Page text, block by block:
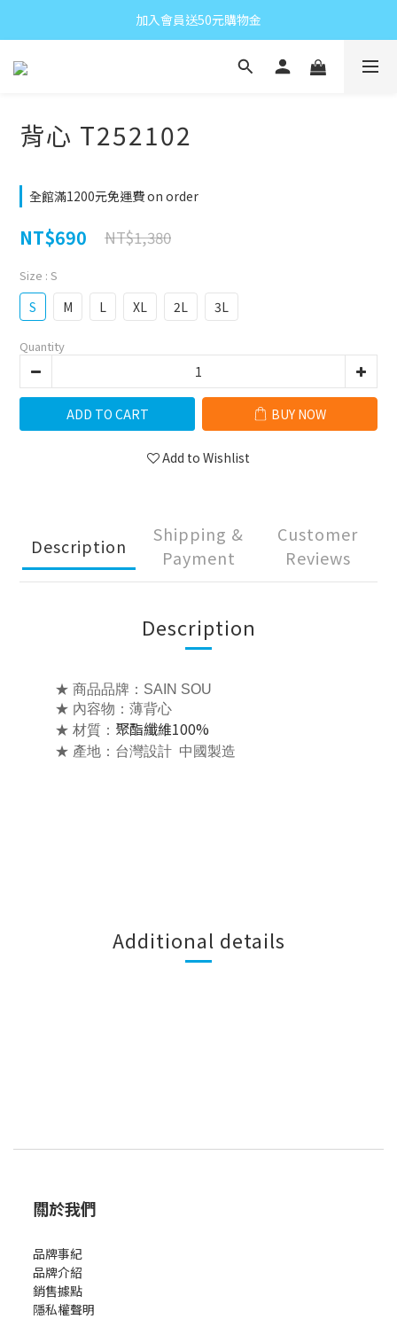
加入會員送50元購物金
背心 T252102
全館滿1200元免運費 on order
NT$690 NT$1,380
Size : S
S M L XL 2L 3L
Quantity
ADD TO CART BUY NOW
Add to Wishlist
Description
Shipping &
Payment
Customer
Reviews
Description
★ 商品品牌：SAIN SOU
★ 內容物：薄背心
★ 材質： 聚酯纖維100%
★ 產地：台灣設計 中國製造
Additional details
關於我們
品牌事紀
品牌介紹
銷售據點
隱私權聲明